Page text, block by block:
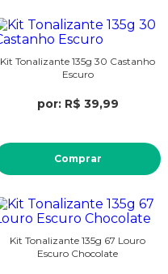
Kit Tonalizante 135g 30 Castanho
Escuro
por: R$ 39,99
Comprar
Kit Tonalizante 135g 67 Louro
Escuro Chocolate